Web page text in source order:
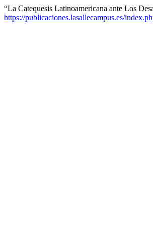
“La Catequesis Latinoamericana ante Los
https://publicaciones.lasallecampus.es/